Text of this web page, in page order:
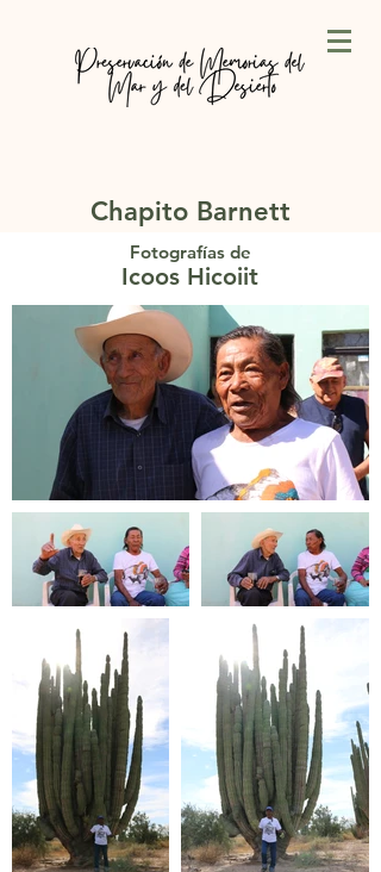
Chapito Barnett
Fotografías de
Icoos Hicoiit